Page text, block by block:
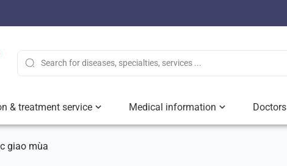
& treatment service Medical information Doctors
giao mùa